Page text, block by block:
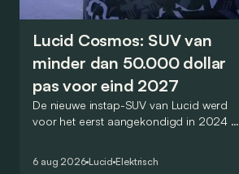
Lucid Cosmos: SUV van
minder dan 50.000 dollar
pas voor eind 2027
De nieuwe instap-SUV van Lucid werd
voor het eerst aangekondigd in 2024 en
constructeur vervoegen.
6 aug 2026 Lucid Elektrisch